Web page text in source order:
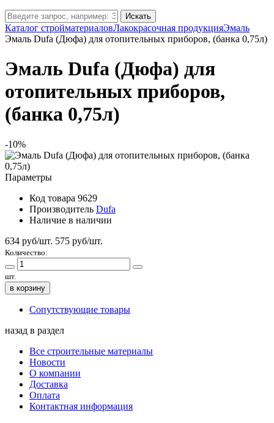
Искать
Каталог стройматериаловЛакокрасочная продукцияЭмаль
Эмаль Dufa (Дюфа) для отопительных приборов, (банка 0,75л)
Эмаль Dufa (Дюфа) для
отопительных приборов,
(банка 0,75л)
-10%
Параметры
Код товара 9629
Производитель Dufa
Наличие в наличии
634 руб/шт. 575 руб/шт.
Количество:
шт.
в корзину
Сопутствующие товары
назад в раздел
Все строительные материалы
Новости
О компании
Доставка
Оплата
Контактная информация